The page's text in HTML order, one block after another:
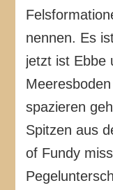
nennen. Es
jetzt ist Ebbe
spazieren
Spitzen aus
of Fundy